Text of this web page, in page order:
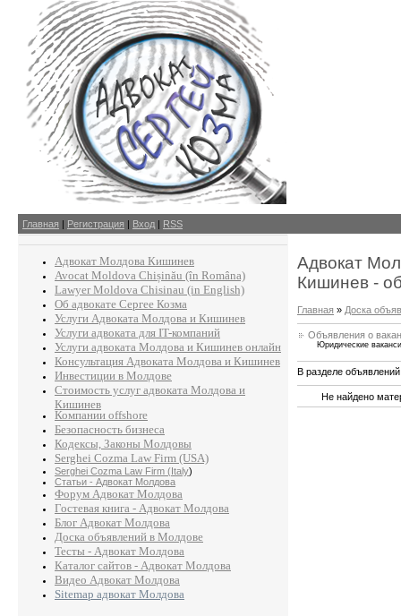
Главная | Регистрация | Вход | RSS
Адвокат Молдова Кишинев
Avocat Moldova Chișinău (în Româna)
Lawyer Moldova Chisinau (in English)
Об адвокате Сергее Козма
Услуги Адвоката Молдова и Кишинев
Услуги адвоката для IT-компаний
Услуги адвоката Молдова и Кишинев онлайн
Консультация Адвоката Молдова и Кишинев
Инвестиции в Молдове
Стоимость услуг адвоката Молдова и
Кишинев
Компании offshore
Безопасность бизнеса
Кодексы, Законы Молдовы
Serghei Cozma Law Firm (USA)
Serghei Cozma Law Firm (Italy)
Статьи - Адвокат Молдова
Форум Адвокат Молдова
Гостевая книга - Адвокат Молдова
Блог Адвокат Молдова
Доска объявлений в Молдове
Тесты - Адвокат Молдова
Каталог сайтов - Адвокат Молдова
Видео Адвокат Молдова
Sitemap адвокат Молдова
Адвокат
Кишинев -
Главная » Доска
Объявления о
Юридические
В разделе объявлений
Не найдено